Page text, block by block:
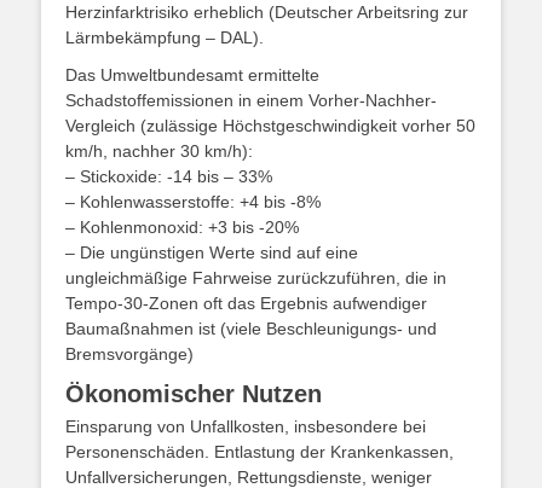
Herzinfarktrisiko erheblich (Deutscher Arbeitsring zur
Lärmbekämpfung – DAL).
Das Umweltbundesamt ermittelte
Schadstoffemissionen in einem Vorher-Nachher-
Vergleich (zulässige Höchstgeschwindigkeit vorher 50
km/h, nachher 30 km/h):
– Stickoxide: -14 bis – 33%
– Kohlenwasserstoffe: +4 bis -8%
– Kohlenmonoxid: +3 bis -20%
– Die ungünstigen Werte sind auf eine
ungleichmäßige Fahrweise zurückzuführen, die in
Tempo-30-Zonen oft das Ergebnis aufwendiger
Baumaßnahmen ist (viele Beschleunigungs- und
Bremsvorgänge)
Ökonomischer Nutzen
Einsparung von Unfallkosten, insbesondere bei
Personenschäden. Entlastung der Krankenkassen,
Unfallversicherungen, Rettungsdienste, weniger